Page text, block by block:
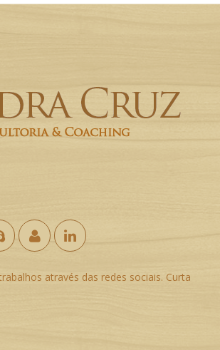
através das redes sociais. Curta